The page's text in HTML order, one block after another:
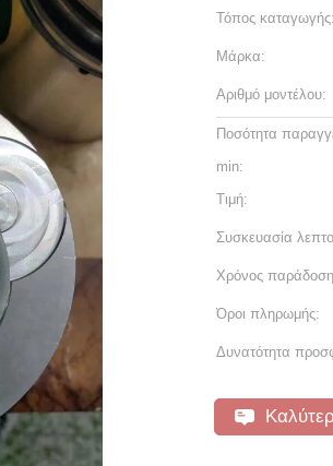
Τόπος καταγωγής:
Μάρκα:
Αριθμό μοντέλου:
Ποσότητα
min:
Τιμή:
Συσκευασία
Χρόνος
Όροι πληρωμής:
Δυνατότητα